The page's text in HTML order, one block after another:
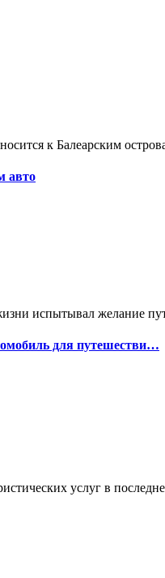
к Балеарским
авто
испытывал желание
для путешестви…
услуг в